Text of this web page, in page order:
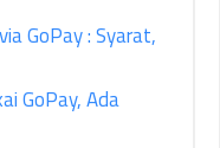
GoPay : Syarat,
GoPay, Ada